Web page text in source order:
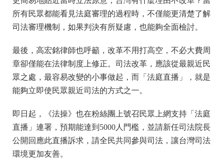
所有民眾都能看見法庭審理的過程時，不僅能更清楚了解
司法審理機制，如果判決有所疑慮，也能夠全面檢討。
最後，高宏銘律師也呼籲，改革不用打高空，不必大費周
章卻僅能在法律制度上修正。司法改革，應該從最親近民
眾之處，最容易改變的小事做起，而「法庭直播」，就是
能夠立即使民眾親近司法的方式之一。
即日起，《法操》也在粉絲團上號召民眾上網支持「法庭
直播」連署，預期能達到5000人門檻，並請新任司法院長
公開回應此直播訴求，請全民共同參與司法，讓台灣司法
環境更加友善。